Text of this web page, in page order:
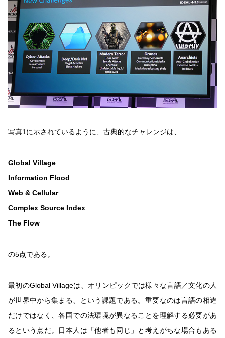
写真1に示されているように、古典的なチャレンジは、
Global Village
Information Flood
Web & Cellular
Complex Source Index
The Flow
の5点である。
最初のGlobal Villageは、オリンピックでは様々な言語／文化の人
が世界中から集まる、という課題である。重要なのは言語の相違
だけではなく、各国での法環境が異なることを理解する必要があ
るという点だ。日本人は「他者も同じ」と考えがちな場合もある